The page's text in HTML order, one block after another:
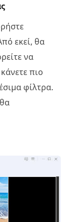
εκεί, θα
να
πιο
φίλτρα.